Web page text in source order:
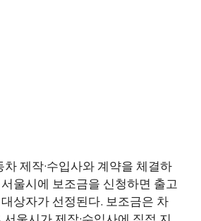
제작·수입사와 계약을 체결하
울시에 보조금을 신청하면 출고
상자가 선정된다. 보조금은 차